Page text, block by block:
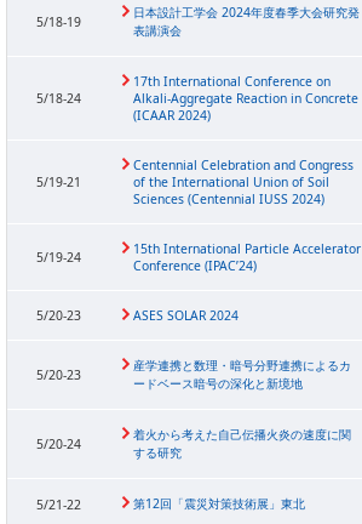
5/18-19
日本設計工学会 2024年度春季大会研究発
表講演会
5/18-24
17th International Conference on
Alkali-Aggregate Reaction in Concrete
(ICAAR 2024)
5/19-21
Centennial Celebration and Congress
of the International Union of Soil
Sciences (Centennial IUSS 2024)
5/19-24
15th International Particle Accelerator
Conference (IPAC’24)
5/20-23 ASES SOLAR 2024
5/20-23
産学連携と数理・暗号分野連携によるカ
ードベース暗号の深化と新境地
5/20-24
着火から考えた自己伝播火炎の速度に関
する研究
5/21-22 第12回「震災対策技術展」東北